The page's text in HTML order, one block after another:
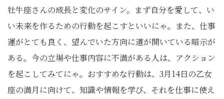
牡牛座さんの成長と変化のサイン。まず自分を愛して、い
い未来を作るための行動を起こすといいにゃ。また、仕事
運がとても良く、望んでいた方向に道が開いている暗示が
ある。今の立場や仕事内容に不満がある人は、アクション
を起こしてみてにゃ。おすすめな行動は、3月14日の乙女
座の満月に向けて、知識や情報を学び、それを仕事に使え